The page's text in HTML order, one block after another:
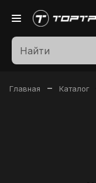
Главная – Каталог